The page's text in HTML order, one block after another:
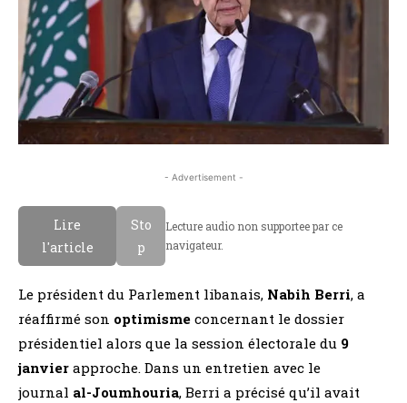
- Advertisement -
Lire
l'article
Sto
p
Lecture audio non supportee par ce
navigateur.
Le président du Parlement libanais, Nabih Berri, a
réaffirmé son optimisme concernant le dossier
présidentiel alors que la session électorale du 9
janvier approche. Dans un entretien avec le
journal al-Joumhouria, Berri a précisé qu’il avait